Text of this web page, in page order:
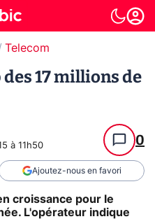
Telecom
17 millions de
à 11h50 0
Ajoutez-nous en favori
croissance pour le
L'opérateur indique